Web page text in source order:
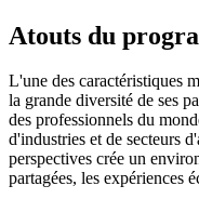
Atouts du
L'une des caractéristiques
la grande diversité de ses
des professionnels du
d'industries et de secteurs
perspectives crée un
partagées, les expériences